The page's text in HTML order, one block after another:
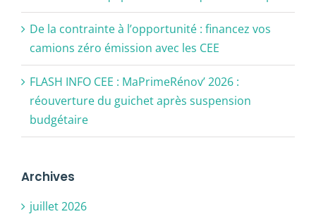
De la contrainte à l’opportunité : financez vos
camions zéro émission avec les CEE
FLASH INFO CEE : MaPrimeRénov’ 2026 :
réouverture du guichet après suspension
budgétaire
Archives
juillet 2026